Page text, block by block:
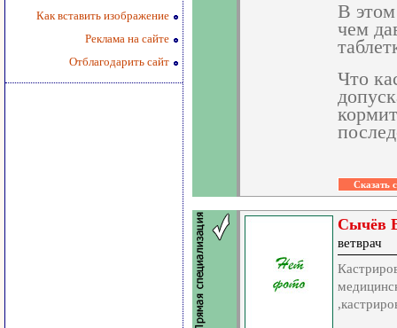
Как вставить изображение
Реклама на сайте
Отблагодарить сайт
В этом
чем
Что
Сычёв
ветврач